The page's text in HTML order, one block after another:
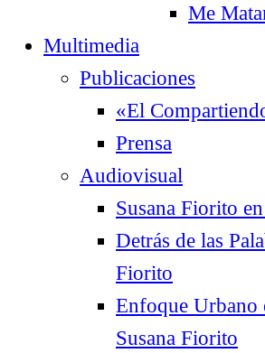
Me
Multimedia
Publicaciones
«El
Prensa
Audiovisual
Susana Fiorito
Detrás de las
Fiorito
Enfoque Urbano
Susana Fiorito